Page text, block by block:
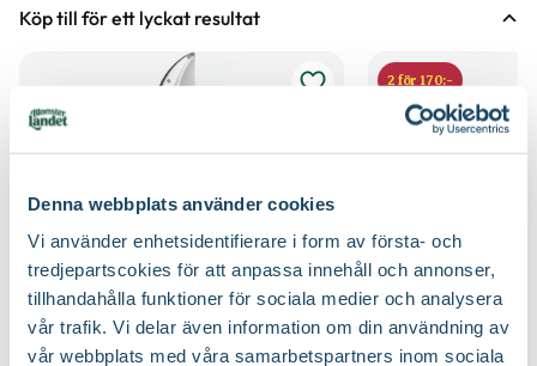
Denna webbplats använder cookies
Vi använder enhetsidentifierare i form av första- och
tredjepartscokies för att anpassa innehåll och annonser,
tillhandahålla funktioner för sociala medier och analysera
vår trafik. Vi delar även information om din användning av
vår webbplats med våra samarbetspartners inom sociala
Hur vi mäter leveranshöjd på växter
80 - 100 cm Höjd på trädgårdsväxter
Kvalitet - typ av planta
Växtsätt Marktäckande
Blomfärg Vit
Bladfärg Grön
Läge Sol till halvskugga
Vad är odlingszon?
Planteringsavstånd (cc)
Näring Naturgödsel, Trädgårdsgödsel
Jordprodukter Barkmull, Planteringsjord
Köp till för ett lyckat resultat
2 för 170:-